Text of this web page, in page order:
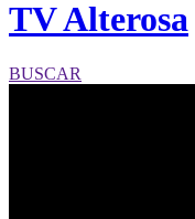
TV Alterosa
BUSCAR